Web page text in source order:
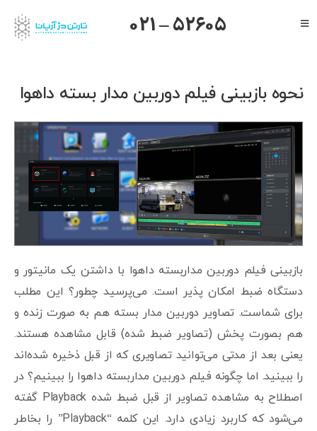
to
Toggle
میکروتیک
هایک ویژن
داهوا
تیاندی
021 – 52605
نحوه بازبینی فیلم دوربین مدار بسته داهوا
بازبینی فیلم دوربین مداربسته داهوا با داشتن یک مانیتور و
دستگاه ضبط امکان پذیر است. می‌پرسید چطور؟ این مطلب
برای شماست. تصاویر دوربین مدار بسته هم به صورت زنده و
هم بصورت پخش (تصاویر ضبط شده) قابل مشاهده هستند.
یعنی بعد از مدتی می‌توانید تصاویری که از قبل ذخیره شده‌اند
را ببینید. اما چگونه فیلم دوربین مداربسته داهوا را ببینیم؟ در
اصطلاح به مشاهده تصاویر از قبل ضبط شده Playback گفته
می‌شود که کاربرد زیادی دارد. این کلمه “Playback” را بخاطر